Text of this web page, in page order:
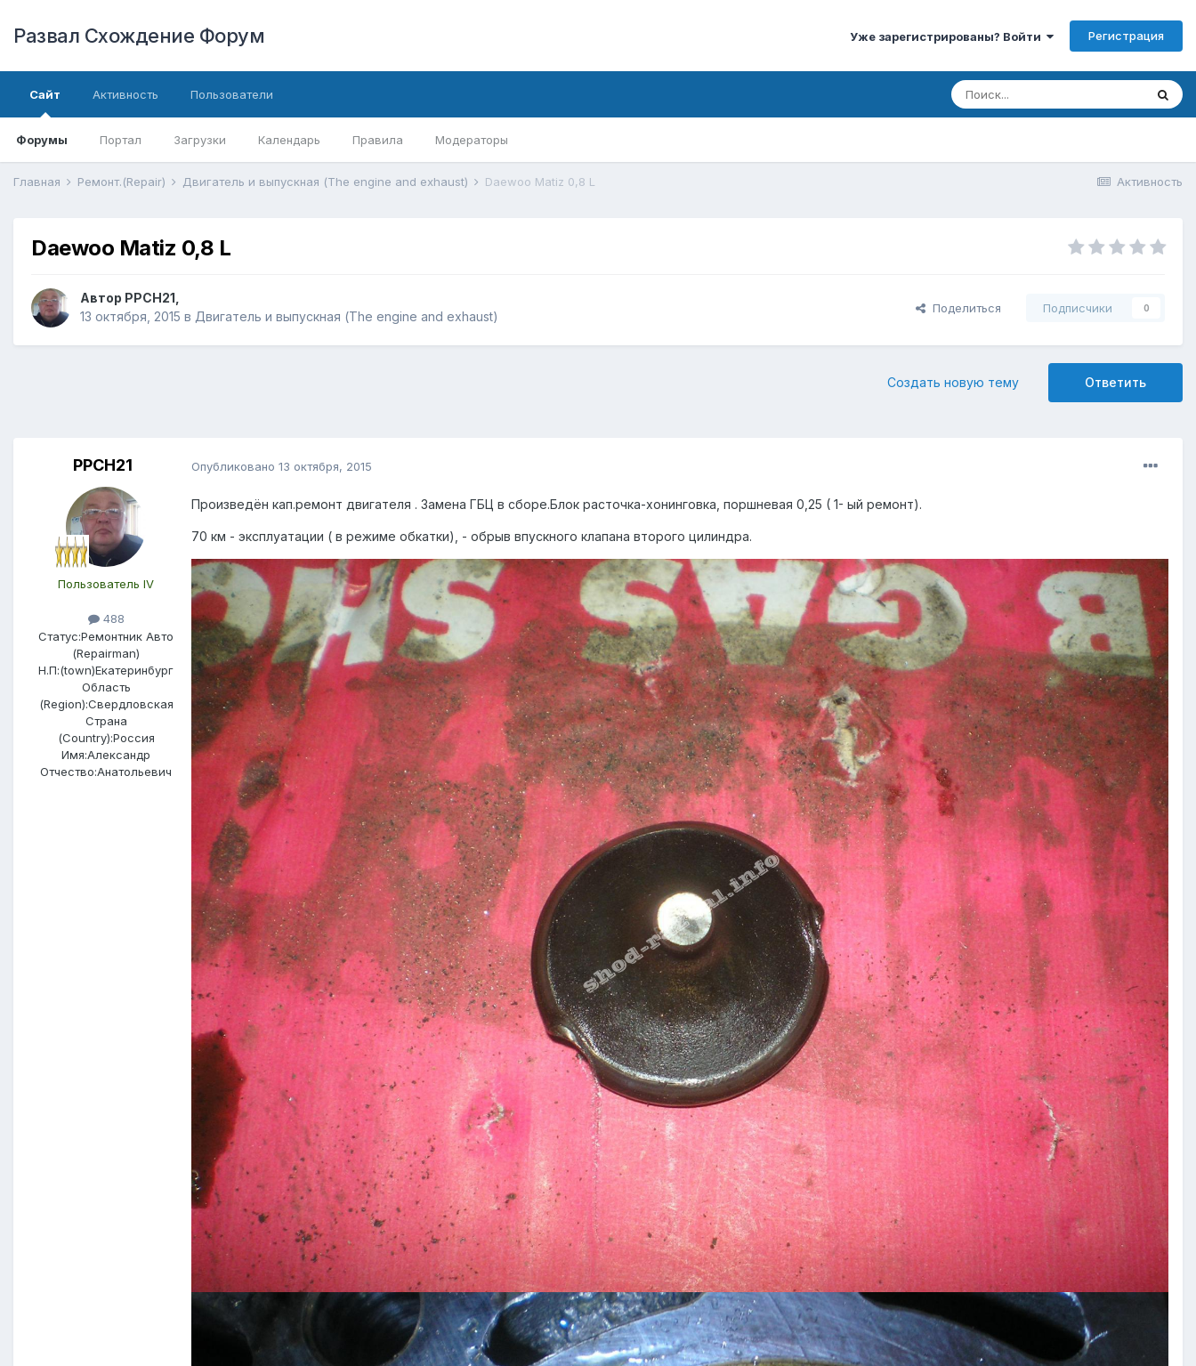
Развал Схождение Форум Уже зарегистрированы? Войти Регистрация
Сайт
Форумы Портал Загрузки Календарь Правила Модераторы
Активность Пользователи
Активность
Главная Ремонт.(Repair) Двигатель и выпускная (The engine and exhaust) Daewoo Matiz 0,8 L
Daewoo Matiz 0,8 L
Автор PPCH21
13 октября, 2015 в Двигатель и выпускная (The engine and exhaust)
Поделиться Подписчики 0
Ответить
Создать новую тему
PPCH21
Пользователь IV
488
Статус:Ремонтник Авто
(Repairman)
Н.П:(town)Екатеринбург
Область
(Region):Свердловская
Страна
(Country):Россия
Имя:Aлександр
Отчество:Анатольевич
Опубликовано 13 октября, 2015
Произведён кап.ремонт двигателя . Замена ГБЦ в сборе.Блок расточка-хонинговка, поршневая 0,25 ( 1- ый ремонт).
70 км - эксплуатации ( в режиме обкатки), - обрыв впускного клапана второго цилиндра.